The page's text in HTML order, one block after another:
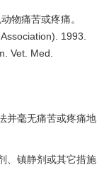
物痛苦或疼痛。
1993.
Vet. Med.
并毫无痛苦或疼痛地
、镇静剂或其它措施